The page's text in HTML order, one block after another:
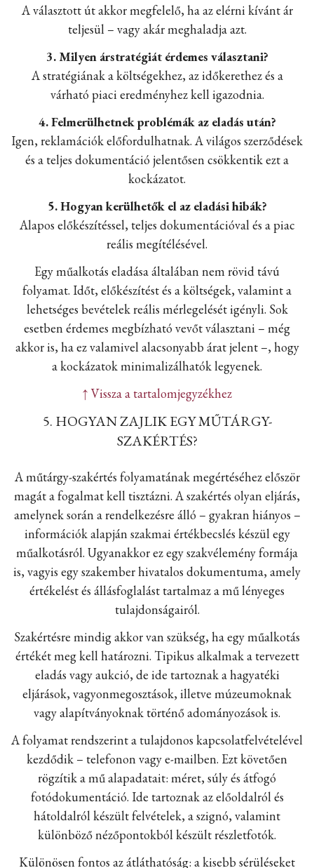
A választott út akkor megfelelő, ha az elérni kívánt ár
teljesül – vagy akár meghaladja azt.
3. Milyen árstratégiát érdemes választani?
A stratégiának a költségekhez, az időkerethez és a
várható piaci eredményhez kell igazodnia.
4. Felmerülhetnek problémák az eladás után?
Igen, reklamációk előfordulhatnak. A világos szerződések
és a teljes dokumentáció jelentősen csökkentik ezt a
kockázatot.
5. Hogyan kerülhetők el az eladási hibák?
Alapos előkészítéssel, teljes dokumentációval és a piac
reális megítélésével.
Egy műalkotás eladása általában nem rövid távú
folyamat. Időt, előkészítést és a költségek, valamint a
lehetséges bevételek reális mérlegelését igényli. Sok
esetben érdemes megbízható vevőt választani – még
akkor is, ha ez valamivel alacsonyabb árat jelent –, hogy
a kockázatok minimalizálhatók legyenek.
↑ Vissza a tartalomjegyzékhez
5. HOGYAN ZAJLIK EGY MŰTÁRGY-
SZAKÉRTÉS?
A műtárgy-szakértés folyamatának megértéséhez először
magát a fogalmat kell tisztázni. A szakértés olyan eljárás,
amelynek során a rendelkezésre álló – gyakran hiányos –
információk alapján szakmai értékbecslés készül egy
műalkotásról. Ugyanakkor ez egy szakvélemény formája
is, vagyis egy szakember hivatalos dokumentuma, amely
értékelést és állásfoglalást tartalmaz a mű lényeges
tulajdonságairól.
Szakértésre mindig akkor van szükség, ha egy műalkotás
értékét meg kell határozni. Tipikus alkalmak a tervezett
eladás vagy aukció, de ide tartoznak a hagyatéki
eljárások, vagyonmegosztások, illetve múzeumoknak
vagy alapítványoknak történő adományozások is.
A folyamat rendszerint a tulajdonos kapcsolatfelvételével
kezdődik – telefonon vagy e-mailben. Ezt követően
rögzítik a mű alapadatait: méret, súly és átfogó
fotódokumentáció. Ide tartoznak az előoldalról és
hátoldalról készült felvételek, a szignó, valamint
különböző nézőpontokból készült részletfotók.
Különösen fontos az átláthatóság: a kisebb sérüléseket